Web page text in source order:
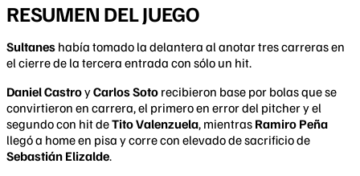
RESUMEN DEL JUEGO
Sultanes había tomado la delantera al anotar tres carreras en
el cierre de la tercera entrada con sólo un hit.
Daniel CastroyCarlos Soto recibieron base por bolas que se
convirtieron en carrera, el primero en error del pitcher y el
segundo con hit deTito Valenzuela, mientras Ramiro Peña
llegó a home en pisa y corre con elevado de sacrificio de
Sebastián Elizalde.